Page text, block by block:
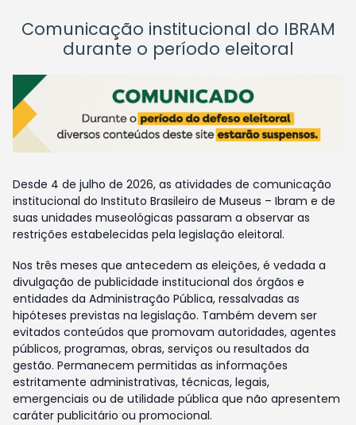
Comunicação institucional do IBRAM
durante o período eleitoral
Desde 4 de julho de 2026, as atividades de comunicação
institucional do Instituto Brasileiro de Museus – Ibram e de
suas unidades museológicas passaram a observar as
restrições estabelecidas pela legislação eleitoral.
Nos três meses que antecedem as eleições, é vedada a
divulgação de publicidade institucional dos órgãos e
entidades da Administração Pública, ressalvadas as
hipóteses previstas na legislação. Também devem ser
evitados conteúdos que promovam autoridades, agentes
públicos, programas, obras, serviços ou resultados da
gestão. Permanecem permitidas as informações
estritamente administrativas, técnicas, legais,
emergenciais ou de utilidade pública que não apresentem
caráter publicitário ou promocional.